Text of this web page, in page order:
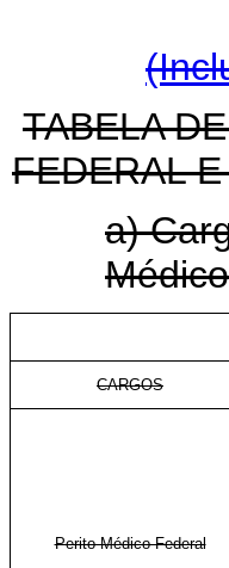
TABELA
FEDERAL
a)
CARGOS
Perito Médico Federal